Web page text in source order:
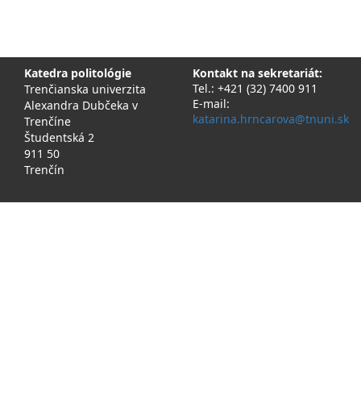
Katedra politológie
Trenčianska univerzita
Alexandra Dubčeka v
Trenčíne
Študentská 2
911 50
Trenčín
Kontakt na sekretariát:
Tel.: +421 (32) 7400 911
E-mail:
katarina.hrncarova@tnuni.sk